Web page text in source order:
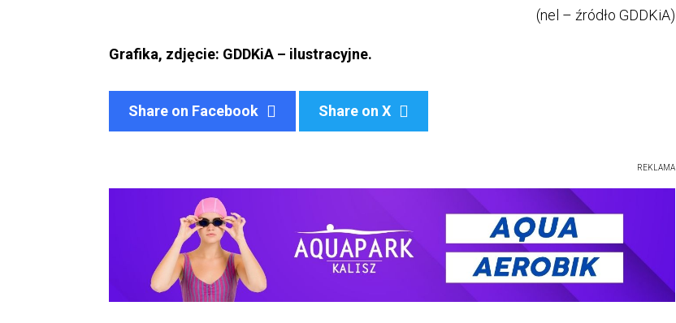
(nel – źródło GDDKiA)
Grafika, zdjęcie: GDDKiA – ilustracyjne.
Share on Facebook Share on X 
REKLAMA